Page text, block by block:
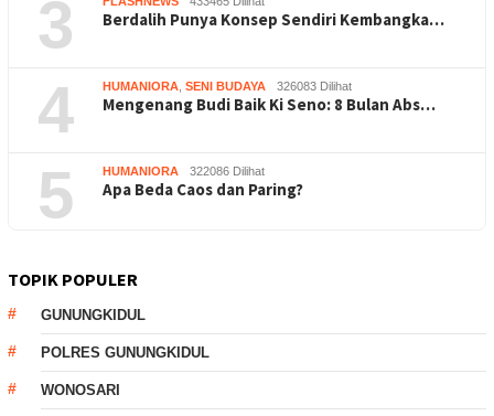
3 Berdalih Punya Konsep Sendiri Kembangka…
4 HUMANIORA SENI BUDAYA 326083 Dilihat
Mengenang Budi Baik Ki Seno: 8 Bulan Abs…
5 HUMANIORA 322086 Dilihat
Apa Beda Caos dan Paring?
TOPIK POPULER
GUNUNGKIDUL
POLRES GUNUNGKIDUL
WONOSARI